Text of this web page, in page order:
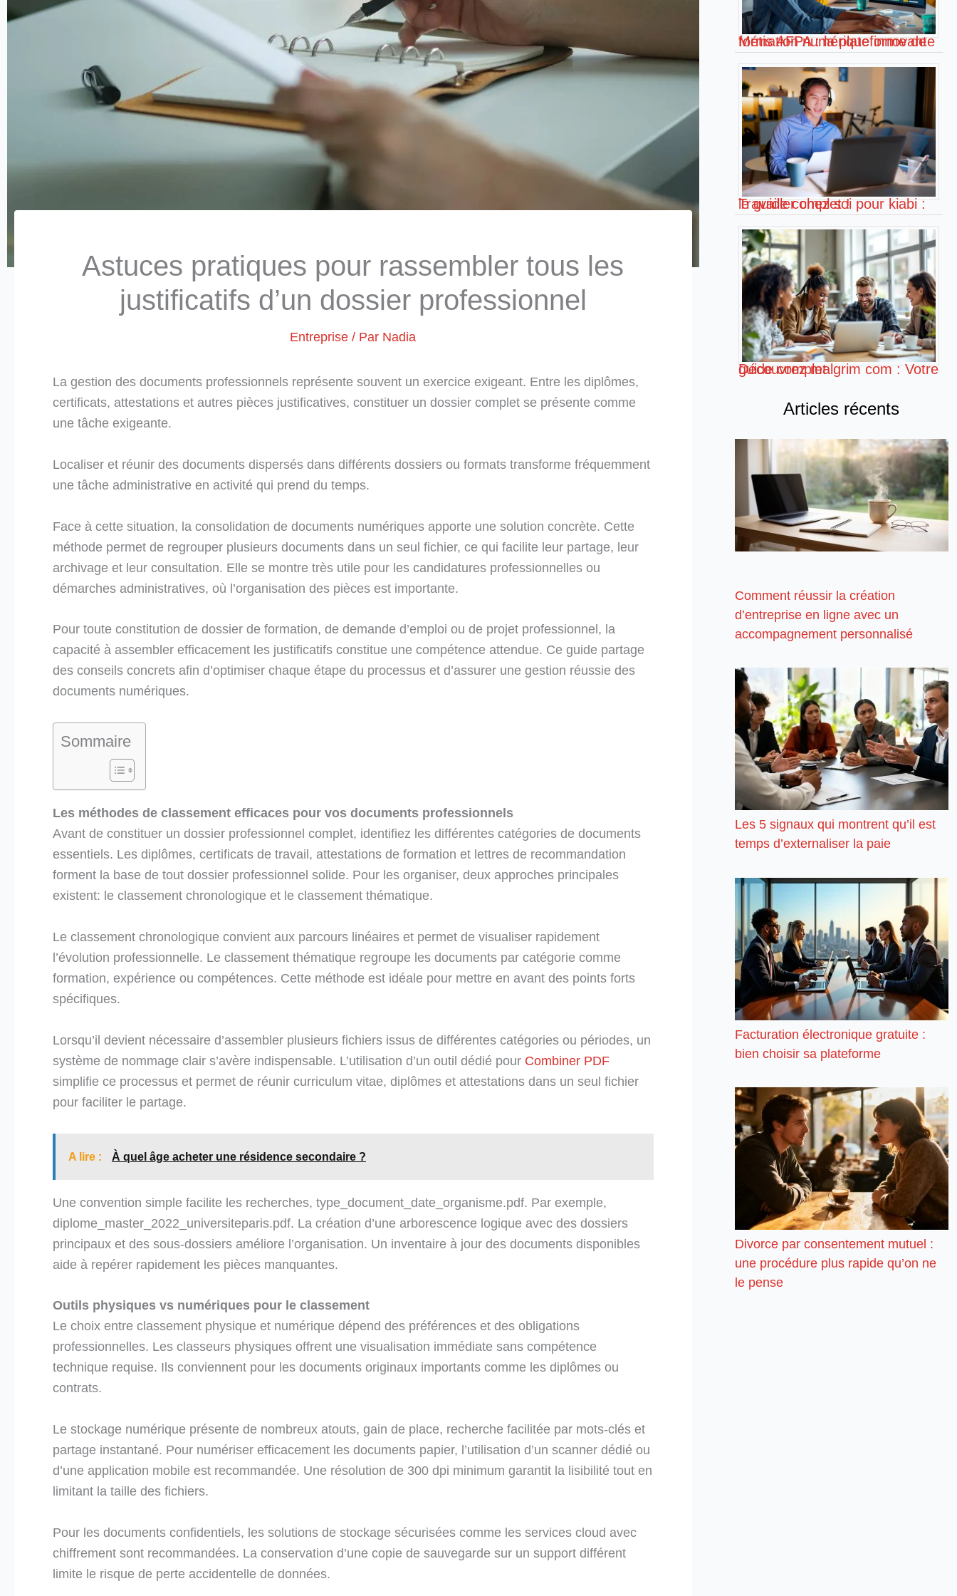
Astuces pratiques pour rassembler tous les
justificatifs d’un dossier professionnel
Entreprise / Par Nadia
La gestion des documents professionnels représente souvent un exercice exigeant. Entre les diplômes,
certificats, attestations et autres pièces justificatives, constituer un dossier complet se présente comme
une tâche exigeante.
Localiser et réunir des documents dispersés dans différents dossiers ou formats transforme fréquemment
une tâche administrative en activité qui prend du temps.
Face à cette situation, la consolidation de documents numériques apporte une solution concrète. Cette
méthode permet de regrouper plusieurs documents dans un seul fichier, ce qui facilite leur partage, leur
archivage et leur consultation. Elle se montre très utile pour les candidatures professionnelles ou
démarches administratives, où l’organisation des pièces est importante.
Pour toute constitution de dossier de formation, de demande d’emploi ou de projet professionnel, la
capacité à assembler efficacement les justificatifs constitue une compétence attendue. Ce guide partage
des conseils concrets afin d’optimiser chaque étape du processus et d’assurer une gestion réussie des
documents numériques.
Sommaire
Les méthodes de classement efficaces pour vos documents professionnels
Avant de constituer un dossier professionnel complet, identifiez les différentes catégories de documents
essentiels. Les diplômes, certificats de travail, attestations de formation et lettres de recommandation
forment la base de tout dossier professionnel solide. Pour les organiser, deux approches principales
existent: le classement chronologique et le classement thématique.
Le classement chronologique convient aux parcours linéaires et permet de visualiser rapidement
l’évolution professionnelle. Le classement thématique regroupe les documents par catégorie comme
formation, expérience ou compétences. Cette méthode est idéale pour mettre en avant des points forts
spécifiques.
Lorsqu’il devient nécessaire d’assembler plusieurs fichiers issus de différentes catégories ou périodes, un
système de nommage clair s’avère indispensable. L’utilisation d’un outil dédié pour Combiner PDF
simplifie ce processus et permet de réunir curriculum vitae, diplômes et attestations dans un seul fichier
pour faciliter le partage.
A lire : À quel âge acheter une résidence secondaire ?
Une convention simple facilite les recherches, type_document_date_organisme.pdf. Par exemple,
diplome_master_2022_universiteparis.pdf. La création d’une arborescence logique avec des dossiers
principaux et des sous-dossiers améliore l’organisation. Un inventaire à jour des documents disponibles
aide à repérer rapidement les pièces manquantes.
Outils physiques vs numériques pour le classement
Le choix entre classement physique et numérique dépend des préférences et des obligations
professionnelles. Les classeurs physiques offrent une visualisation immédiate sans compétence
technique requise. Ils conviennent pour les documents originaux importants comme les diplômes ou
contrats.
Le stockage numérique présente de nombreux atouts, gain de place, recherche facilitée par mots-clés et
partage instantané. Pour numériser efficacement les documents papier, l’utilisation d’un scanner dédié ou
d’une application mobile est recommandée. Une résolution de 300 dpi minimum garantit la lisibilité tout en
limitant la taille des fichiers.
Pour les documents confidentiels, les solutions de stockage sécurisées comme les services cloud avec
chiffrement sont recommandées. La conservation d’une copie de sauvegarde sur un support différent
limite le risque de perte accidentelle de données.
Métis AFPA : la plateforme de formation numérique innovante !
Travailler chez soi pour kiabi : le guide complet !
Découvrez malgrim com : Votre guide complet
Articles récents
Comment réussir la création
d’entreprise en ligne avec un
accompagnement personnalisé
Les 5 signaux qui montrent qu’il est
temps d’externaliser la paie
Facturation électronique gratuite :
bien choisir sa plateforme
Divorce par consentement mutuel :
une procédure plus rapide qu’on ne
le pense